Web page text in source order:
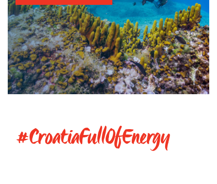
#CroatiaFullOfEnergy